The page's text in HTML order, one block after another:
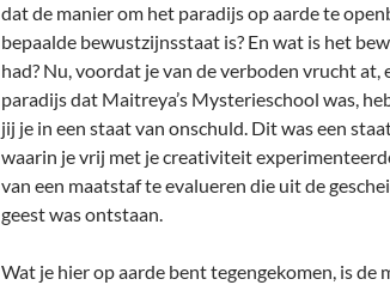
dat de manier om het paradijs op aarde te
bepaalde bewustzijnsstaat is? En wat is het
had? Nu, voordat je van de verboden vrucht at,
paradijs dat Maitreya’s Mysterieschool was,
jij je in een staat van onschuld. Dit was een
waarin je vrij met je creativiteit
van een maatstaf te evalueren die uit de
geest was ontstaan.
Wat je hier op aarde bent tegengekomen, is de